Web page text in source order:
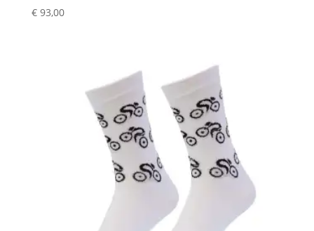
€93,00